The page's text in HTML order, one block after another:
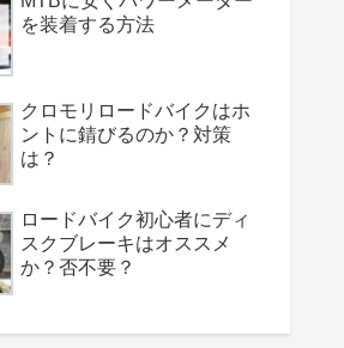
を装着する方法
クロモリロードバイクはホ
ントに錆びるのか？対策
は？
ロードバイク初心者にディ
スクブレーキはオススメ
か？否不要？